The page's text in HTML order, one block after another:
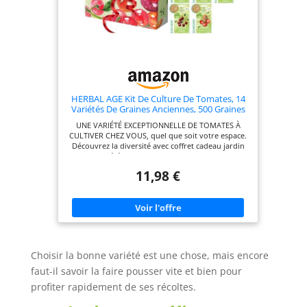
HERBAL AGE Kit De Culture De Tomates, 14
Variétés De Graines Anciennes, 500 Graines
De Tomates Pour Votre Jardin Intérieure Et
Extérieure À Planter, Cadeau De Jardinage
Pour Homme, Femme, Enfant
UNE VARIÉTÉ EXCEPTIONNELLE DE TOMATES À
CULTIVER CHEZ VOUS, quel que soit votre espace.
Découvrez la diversité avec coffret cadeau jardin
avec 14 variétés de graines de tomates, dont Cœur
Marzano, Saint Pierre, Black Cherry, Tiny Tim,
Moneymaker, Golden Cherry, et Green Zebra. Plus
de 500 graines pour une récolte toute l'année.
Transformez votre espace en un paradis de
tomates délicieuses pour votre jardin, potager ou
pour une idée cadeau femme, une idée cadeau
homme, une attention pour maman, un cadeau
garçon 10 ans ou un coffret cadeau d'anniversaire,
ce kit de démarrage pour tomates saura
11,98 €
Choisir la bonne variété est une chose, mais encore
faut-il savoir la faire pousser vite et bien pour
profiter rapidement de ses récoltes.